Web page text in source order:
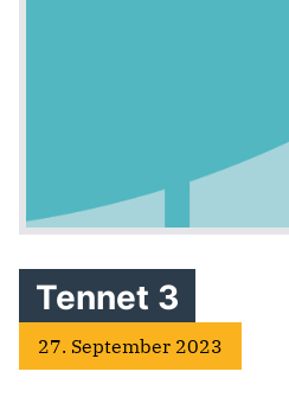
Tennet 3
27. September 2023